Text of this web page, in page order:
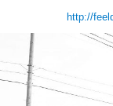
http://